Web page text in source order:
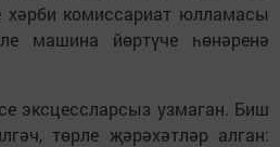
комиссариат юлламасы
машина йөртүче һөнәренә
эксцессларсыз узмаган. Биш
төрле җәрәхәтләр алган: